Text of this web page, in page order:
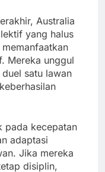
Australia
yang halus
Mereka unggul
satu lawan
pada kecepatan
adaptasi
Jika mereka
disiplin,